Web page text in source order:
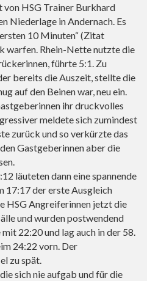
von HSG Trainer Burkhard
Niederlage in Andernach. Es
10 Minuten“ (Zitat
warfen. Rhein-Nette nutzte die
führte 5:1. Zu
bereits die Auszeit, stellte die
auf den Beinen war, neu ein.
ihr druckvolles
meldete sich zumindest
zurück und so verkürzte das
Gastgeberinnen aber die
läuteten dann eine spannende
17:17 der erste Ausgleich
HSG Angreiferinnen jetzt die
und wurden postwendend
22:20 und lag auch in der 58.
24:22 vorn. Der
zu spät.
sich nie aufgab und für die